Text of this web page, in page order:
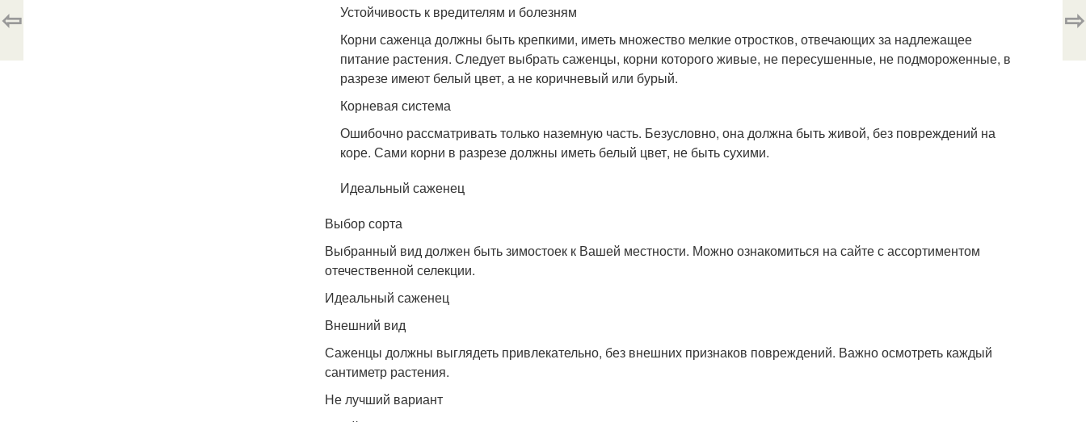
Устойчивость к вредителям и болезням
Корни саженца должны быть крепкими, иметь множество мелкие отростков, отвечающих за надлежащее
питание растения. Следует выбрать саженцы, корни которого живые, не пересушенные, не подмороженные, в
разрезе имеют белый цвет, а не коричневый или бурый.
Корневая система
Ошибочно рассматривать только наземную часть. Безусловно, она должна быть живой, без повреждений на
коре. Сами корни в разрезе должны иметь белый цвет, не быть сухими.
Идеальный саженец
Выбор сорта
Выбранный вид должен быть зимостоек к Вашей местности. Можно ознакомиться на сайте с ассортиментом
отечественной селекции.
Идеальный саженец
Внешний вид
Саженцы должны выглядеть привлекательно, без внешних признаков повреждений. Важно осмотреть каждый
сантиметр растения.
Не лучший вариант
⇦ ⇨